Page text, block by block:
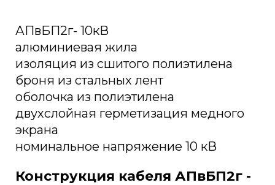
АПвБП2г- 10кВ
алюминиевая жила
изоляция из сшитого полиэтилена
броня из стальных лент
оболочка из полиэтилена
двухслойная герметизация медного
экрана
номинальное напряжение 10 кВ
Конструкция кабеля АПвБП2г -